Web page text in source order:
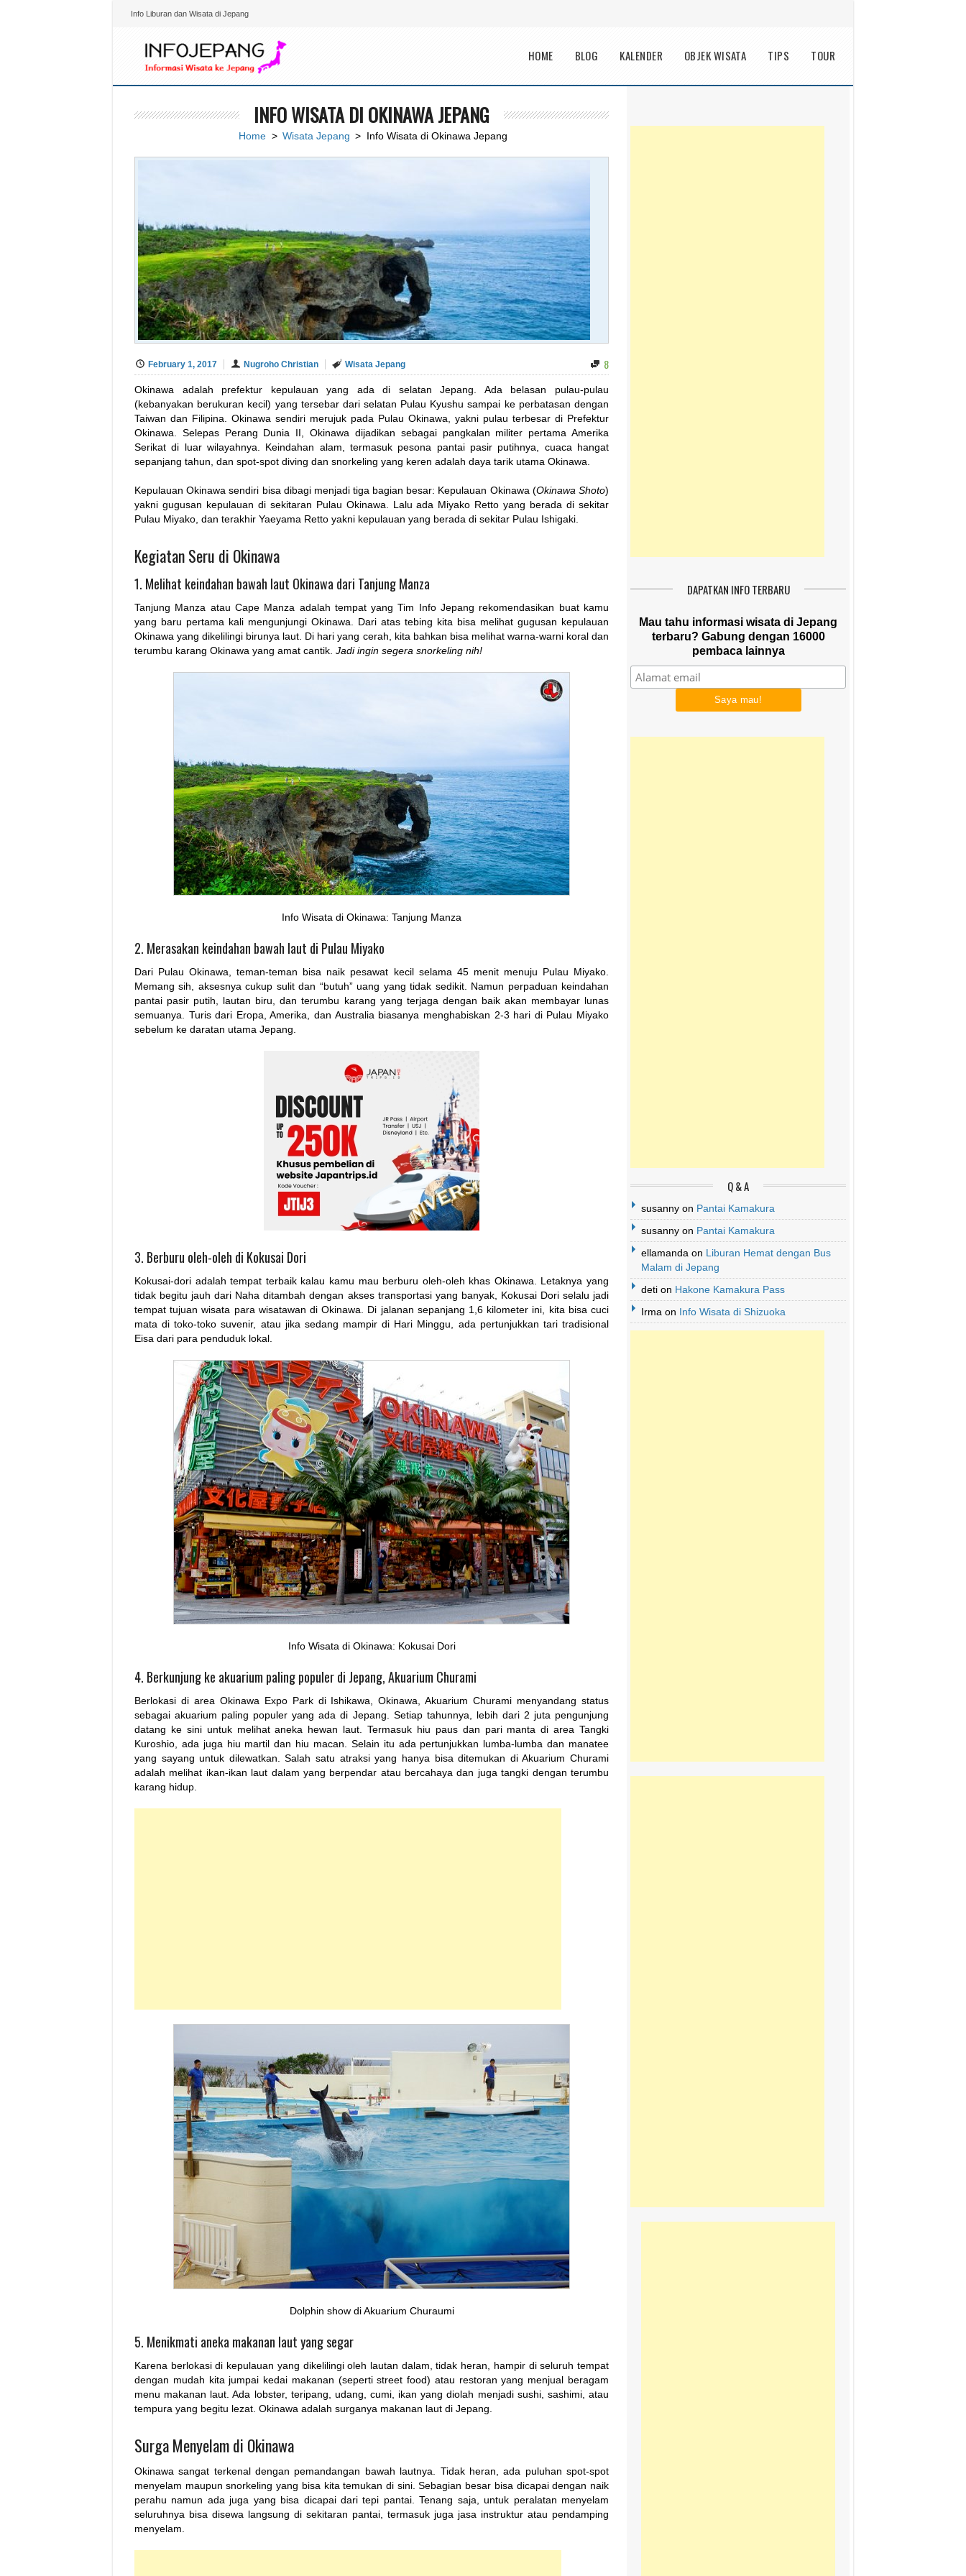
Info Liburan dan Wisata di Jepang
Main menu
HOME BLOG KALENDER OBJEK WISATA TIPS TOUR
INFO WISATA DI OKINAWA JEPANG
Home> Wisata Jepang > Info Wisata di Okinawa Jepang
February 1, 2017 Nugroho Christian Wisata Jepang 8
Okinawa adalah prefektur kepulauan yang ada di selatan Jepang. Ada belasan pulau-pulau
(kebanyakan berukuran kecil) yang tersebar dari selatan Pulau Kyushu sampai ke perbatasan dengan
Taiwan dan Filipina. Okinawa sendiri merujuk pada Pulau Okinawa, yakni pulau terbesar di Prefektur
Okinawa. Selepas Perang Dunia II, Okinawa dijadikan sebagai pangkalan militer pertama Amerika
Serikat di luar wilayahnya. Keindahan alam, termasuk pesona pantai pasir putihnya, cuaca hangat
sepanjang tahun, dan spot-spot diving dan snorkeling yang keren adalah daya tarik utama Okinawa.
Kepulauan Okinawa sendiri bisa dibagi menjadi tiga bagian besar: Kepulauan Okinawa (Okinawa Shoto)
yakni gugusan kepulauan di sekitaran Pulau Okinawa. Lalu ada Miyako Retto yang berada di sekitar
Pulau Miyako, dan terakhir Yaeyama Retto yakni kepulauan yang berada di sekitar Pulau Ishigaki.
Kegiatan Seru di Okinawa
1. Melihat keindahan bawah laut Okinawa dari Tanjung Manza
Tanjung Manza atau Cape Manza adalah tempat yang Tim Info Jepang rekomendasikan buat kamu
yang baru pertama kali mengunjungi Okinawa. Dari atas tebing kita bisa melihat gugusan kepulauan
Okinawa yang dikelilingi birunya laut. Di hari yang cerah, kita bahkan bisa melihat warna-warni koral dan
terumbu karang Okinawa yang amat cantik. Jadi ingin segera snorkeling nih!
Info Wisata di Okinawa: Tanjung Manza
2. Merasakan keindahan bawah laut di Pulau Miyako
Dari Pulau Okinawa, teman-teman bisa naik pesawat kecil selama 45 menit menuju Pulau Miyako.
Memang sih, aksesnya cukup sulit dan “butuh” uang yang tidak sedikit. Namun perpaduan keindahan
pantai pasir putih, lautan biru, dan terumbu karang yang terjaga dengan baik akan membayar lunas
semuanya. Turis dari Eropa, Amerika, dan Australia biasanya menghabiskan 2-3 hari di Pulau Miyako
sebelum ke daratan utama Jepang.
3. Berburu oleh-oleh di Kokusai Dori
Kokusai-dori adalah tempat terbaik kalau kamu mau berburu oleh-oleh khas Okinawa. Letaknya yang
tidak begitu jauh dari Naha ditambah dengan akses transportasi yang banyak, Kokusai Dori selalu jadi
tempat tujuan wisata para wisatawan di Okinawa. Di jalanan sepanjang 1,6 kilometer ini, kita bisa cuci
mata di toko-toko suvenir, atau jika sedang mampir di Hari Minggu, ada pertunjukkan tari tradisional
Eisa dari para penduduk lokal.
Info Wisata di Okinawa: Kokusai Dori
4. Berkunjung ke akuarium paling populer di Jepang, Akuarium Churami
Berlokasi di area Okinawa Expo Park di Ishikawa, Okinawa, Akuarium Churami menyandang status
sebagai akuarium paling populer yang ada di Jepang. Setiap tahunnya, lebih dari 2 juta pengunjung
datang ke sini untuk melihat aneka hewan laut. Termasuk hiu paus dan pari manta di area Tangki
Kuroshio, ada juga hiu martil dan hiu macan. Selain itu ada pertunjukkan lumba-lumba dan manatee
yang sayang untuk dilewatkan. Salah satu atraksi yang hanya bisa ditemukan di Akuarium Churami
adalah melihat ikan-ikan laut dalam yang berpendar atau bercahaya dan juga tangki dengan terumbu
karang hidup.
Dolphin show di Akuarium Churaumi
5. Menikmati aneka makanan laut yang segar
Karena berlokasi di kepulauan yang dikelilingi oleh lautan dalam, tidak heran, hampir di seluruh tempat
dengan mudah kita jumpai kedai makanan (seperti street food) atau restoran yang menjual beragam
menu makanan laut. Ada lobster, teripang, udang, cumi, ikan yang diolah menjadi sushi, sashimi, atau
tempura yang begitu lezat. Okinawa adalah surganya makanan laut di Jepang.
Surga Menyelam di Okinawa
Okinawa sangat terkenal dengan pemandangan bawah lautnya. Tidak heran, ada puluhan spot-spot
menyelam maupun snorkeling yang bisa kita temukan di sini. Sebagian besar bisa dicapai dengan naik
perahu namun ada juga yang bisa dicapai dari tepi pantai. Tenang saja, untuk peralatan menyelam
seluruhnya bisa disewa langsung di sekitaran pantai, termasuk juga jasa instruktur atau pendamping
menyelam.
DAPATKAN INFO TERBARU
Mau tahu informasi wisata di Jepang
terbaru? Gabung dengan 16000
pembaca lainnya
Q & A
susanny on Pantai Kamakura
susanny on Pantai Kamakura
ellamanda on Liburan Hemat dengan Bus
Malam di Jepang
deti on Hakone Kamakura Pass
Irma on Info Wisata di Shizuoka